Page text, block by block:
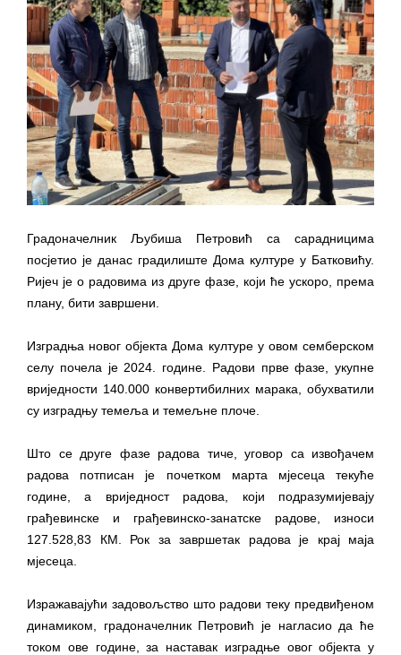
ДОДАТАК ЗА ДЕМОБИЛИСАНЕ БОРЦЕ
ВОЈСКЕ РЕПУБЛИКЕ СРПСКЕ У СТАЊУ
СОЦИЈАЛНЕ ПОТРЕБЕ
ЈАВНИ ПОЗИВ ЗА НАЈЉЕПШЕ УРЕЂЕНО
ДВОРИШТЕ ИНДИВИДУАЛНИХ
ДОМАЋИНСТАВА, ДВОРИШТЕ
ЗАЈЕДНИЦА ЕТАЖНИХ ВЛАСНИКА И ЈАВНИ
ПРОСТОР У МЈЕСНИМ ЗАЈЕДНИЦАМА НА
ТЕРИТОРИЈИ ГРАДА БИЈЕЉИНА
Обавјештење за предузетника - Гојко
Богуновић
Oд 27. јула пријем захтјева за новчану
основцима
Обрасци захтјева за регресирано
гориво доступни од 13. марта до 15.
Захтјев за издавање ПОНОСНЕ КАРТИЦЕ
Обавјештење за предузетника - Вера
Ујић
ЈАВНИ ПОЗИВ ЗА ПРИЈАВУ
Градоначелник Љубиша Петровић са сарадницима
посјетио је данас градилиште Дома културе у Батковићу.
Ријеч је о радовима из друге фазе, који ће ускоро, према
плану, бити завршени.
Изградња новог објекта Дома културе у овом семберском
селу почела је 2024. године. Радови прве фазе, укупне
вриједности 140.000 конвертибилних марака, обухватили
су изградњу темеља и темељне плоче.
Што се друге фазе радова тиче, уговор са извођачем
радова потписан је почетком марта мјесеца текуће
године, а вриједност радова, који подразумијевају
грађевинске и грађевинско-занатске радове, износи
127.528,83 КМ. Рок за завршетак радова је крај маја
мјесеца.
Изражавајући задовољство што радови теку предвиђеном
динамиком, градоначелник Петровић је нагласио да ће
током ове године, за наставак изградње овог објекта у